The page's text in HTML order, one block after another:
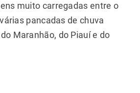
muito carregadas entre o
pancadas de chuva
Maranhão, do Piauí e do